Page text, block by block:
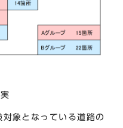
象となっている道路の